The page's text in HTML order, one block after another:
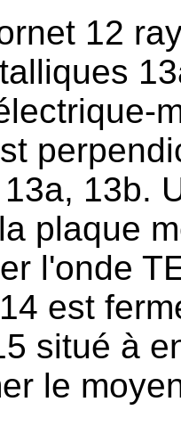
12
13b.
plaque
l'onde
est
situé à
le